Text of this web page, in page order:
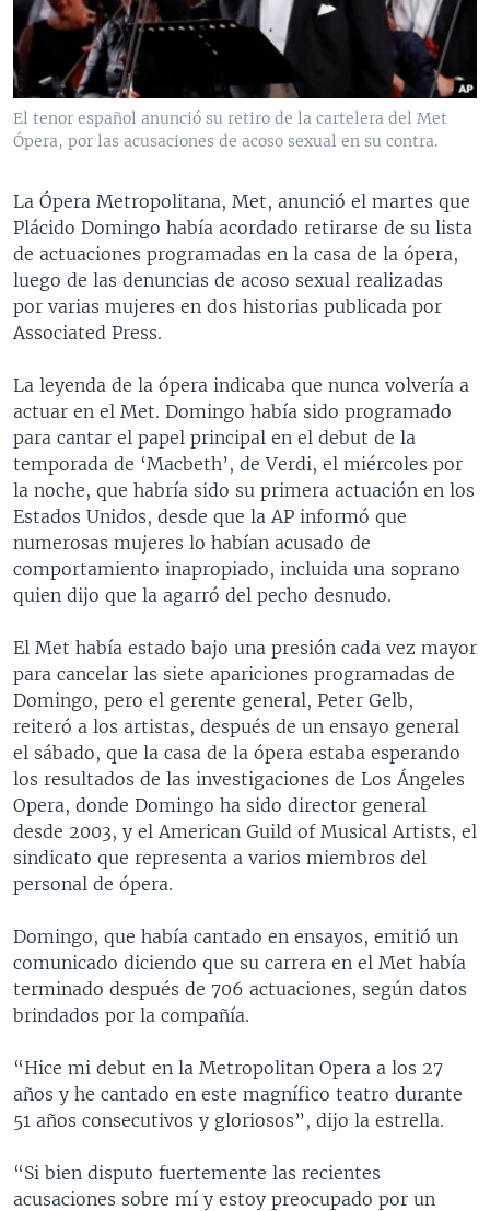
VENEZUELA
BRASIL
NICARAGUA
ECONOMÍA
ENTRETENIMIENTO Y CULTURA
TECNOLOGÍA
DEPORTES
MULTIMEDIA
VIDEOS
FOTOGRAFÍA
AUDIOS
PROGRAMAS TV
EL MUNDO AL DÍA
FORO INTERAMERICANO
LAS CLAVES
PANORAMA
RADIO
AVANCE INFORMATIVO
BUENOS DÍAS AMÉRICA
ESTADOS UNIDOS AL DÍA
EL MUNDO AL DÍA [RADIO]
FORO [RADIO]
DEPORTIVO INTERNACIONAL
NOTA ECONÓMICA
ENTRETENIMIENTO
DIRECT
Learning English
SÍGANOS
Idiomas
El tenor español anunció su retiro de la cartelera del Met
Ópera, por las acusaciones de acoso sexual en su contra.
La Ópera Metropolitana, Met, anunció el martes que
Plácido Domingo había acordado retirarse de su lista
de actuaciones programadas en la casa de la ópera,
luego de las denuncias de acoso sexual realizadas
por varias mujeres en dos historias publicada por
Associated Press.
La leyenda de la ópera indicaba que nunca volvería a
actuar en el Met. Domingo había sido programado
para cantar el papel principal en el debut de la
temporada de ‘Macbeth’, de Verdi, el miércoles por
la noche, que habría sido su primera actuación en los
Estados Unidos, desde que la AP informó que
numerosas mujeres lo habían acusado de
comportamiento inapropiado, incluida una soprano
quien dijo que la agarró del pecho desnudo.
El Met había estado bajo una presión cada vez mayor
para cancelar las siete apariciones programadas de
Domingo, pero el gerente general, Peter Gelb,
reiteró a los artistas, después de un ensayo general
el sábado, que la casa de la ópera estaba esperando
los resultados de las investigaciones de Los Ángeles
Opera, donde Domingo ha sido director general
desde 2003, y el American Guild of Musical Artists, el
sindicato que representa a varios miembros del
personal de ópera.
Domingo, que había cantado en ensayos, emitió un
comunicado diciendo que su carrera en el Met había
terminado después de 706 actuaciones, según datos
brindados por la compañía.
“Hice mi debut en la Metropolitan Opera a los 27
años y he cantado en este magnífico teatro durante
51 años consecutivos y gloriosos”, dijo la estrella.
“Si bien disputo fuertemente las recientes
acusaciones sobre mí y estoy preocupado por un